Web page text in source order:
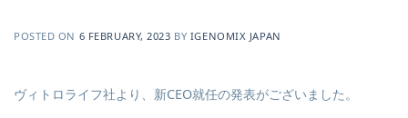
POSTED ON 6 FEBRUARY, 2023 BY IGENOMIX JAPAN
ヴィトロライフ社より、新CEO就任の発表がございました。